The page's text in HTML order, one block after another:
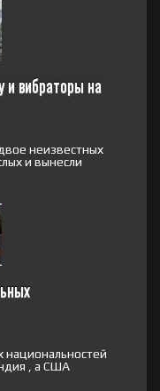
вибраторы на
неизвестных
и вынесли
национальностей
, а США